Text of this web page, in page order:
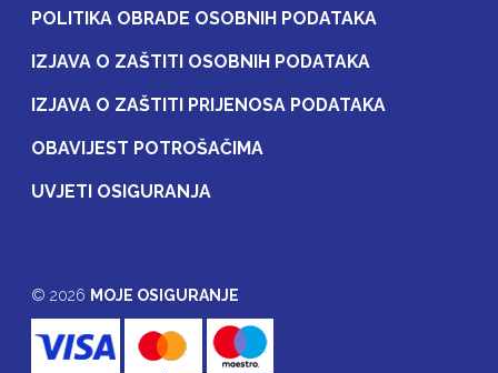
POLITIKA OBRADE OSOBNIH PODATAKA
IZJAVA O ZAŠTITI OSOBNIH PODATAKA
IZJAVA O ZAŠTITI PRIJENOSA PODATAKA
OBAVIJEST POTROŠAČIMA
UVJETI OSIGURANJA
© 2026 MOJE OSIGURANJE